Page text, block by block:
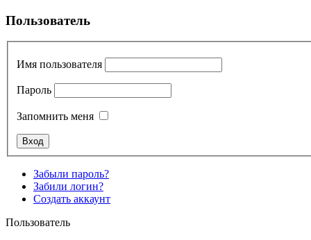
Пользователь
Имя пользователя
Пароль
Запомнить меня
Забыли пароль?
Забили логин?
Создать аккаунт
Пользователь